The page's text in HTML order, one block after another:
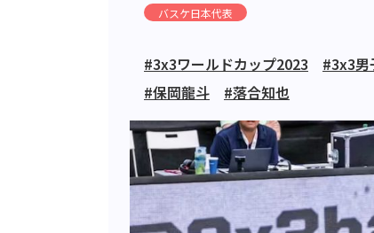
バスケ日本代表
#3x3ワールドカップ2023 #3x3男
#保岡龍斗
#落合知也